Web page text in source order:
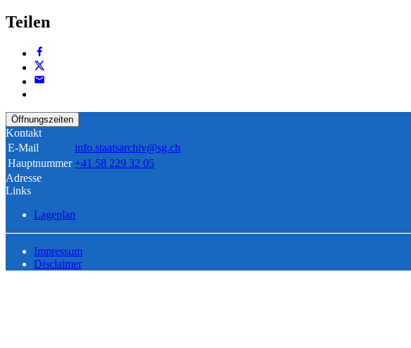
Teilen
Öffnungszeiten
Kontakt
E-Mail
info.staatsarchiv@sg.ch
Hauptnummer +41 58 229 32 05
Adresse
Links
Lageplan
Impressum
Disclaimer